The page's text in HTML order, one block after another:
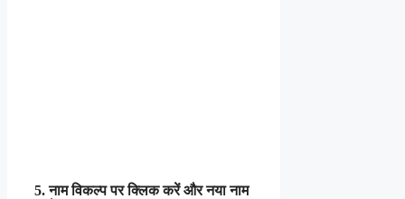
5. नाम विकल्प पर क्लिक करें और नया नाम